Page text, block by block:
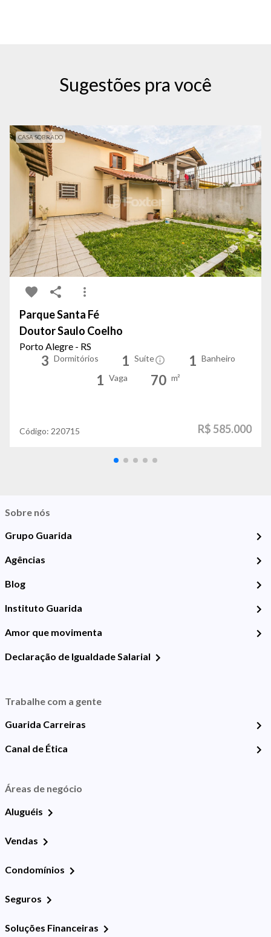
Sugestões pra você
CASA SOBRADO
Parque Santa Fé
Doutor Saulo Coelho
Porto Alegre - RS
3 Dormitórios 1 Suíte 1 Banheiro
1 Vaga 70 m²
Código: 220715 R$ 585.000
Sobre nós
Grupo Guarida
Agências
Blog
Instituto Guarida
Amor que movimenta
Declaração de Igualdade Salarial
Trabalhe com a gente
Guarida Carreiras
Canal de Ética
Áreas de negócio
Aluguéis
Vendas
Condomínios
Seguros
Soluções Financeiras